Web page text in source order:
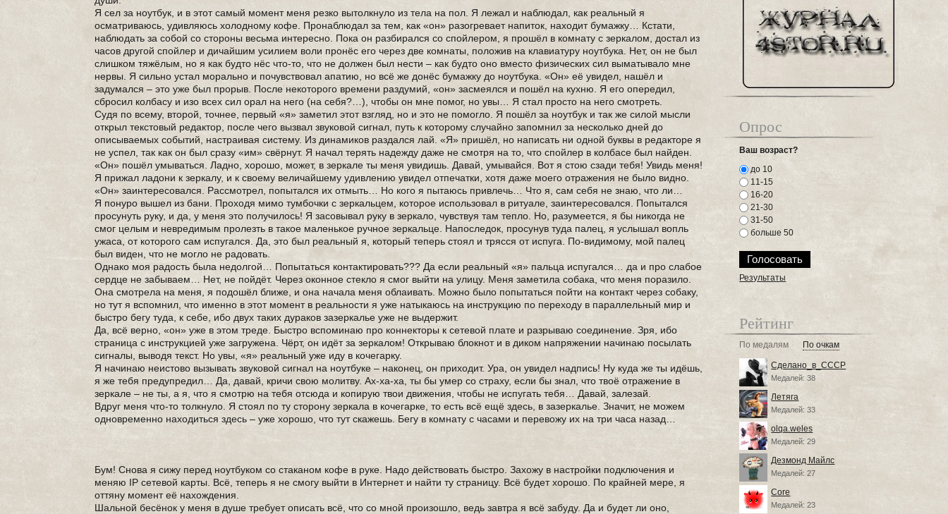
Я сел за ноутбук, и в этот самый момент меня резко вытолкнуло из тела на пол. Я лежал и наблюдал, как реальный я
осматриваюсь, удивляюсь холодному кофе. Пронаблюдал за тем, как «он» разогревает напиток, находит бумажку… Кстати,
наблюдать за собой со стороны весьма интересно. Пока он разбирался со спойлером, я прошёл в комнату с зеркалом, достал из
часов другой спойлер и дичайшим усилием воли пронёс его через две комнаты, положив на клавиатуру ноутбука. Нет, он не был
слишком тяжёлым, но я как будто нёс что-то, что не должен был нести – как будто оно вместо физических сил выматывало мне
нервы. Я сильно устал морально и почувствовал апатию, но всё же донёс бумажку до ноутбука. «Он» её увидел, нашёл и
задумался – это уже был прорыв. После некоторого времени раздумий, «он» засмеялся и пошёл на кухню. Я его опередил,
сбросил колбасу и изо всех сил орал на него (на себя?…), чтобы он мне помог, но увы… Я стал просто на него смотреть.
Судя по всему, второй, точнее, первый «я» заметил этот взгляд, но и это не помогло. Я пошёл за ноутбук и так же силой мысли
открыл текстовый редактор, после чего вызвал звуковой сигнал, путь к которому случайно запомнил за несколько дней до
описываемых событий, настраивая систему. Из динамиков раздался лай. «Я» пришёл, но написать ни одной буквы в редакторе я
не успел, так как он был сразу «им» свёрнут. Я начал терять надежду даже не смотря на то, что спойлер в колбасе был найден.
«Он» пошёл умываться. Ладно, хорошо, может, в зеркале ты меня увидишь. Давай, умывайся. Вот я стою сзади тебя! Увидь меня!
Я прижал ладони к зеркалу, и к своему величайшему удивлению увидел отпечатки, хотя даже моего отражения не было видно.
«Он» заинтересовался. Рассмотрел, попытался их отмыть… Но кого я пытаюсь привлечь… Что я, сам себя не знаю, что ли…
Я понуро вышел из бани. Проходя мимо тумбочки с зеркальцем, которое использовал в ритуале, заинтересовался. Попытался
просунуть руку, и да, у меня это получилось! Я засовывал руку в зеркало, чувствуя там тепло. Но, разумеется, я бы никогда не
смог целым и невредимым пролезть в такое маленькое ручное зеркальце. Напоследок, просунув туда палец, я услышал вопль
ужаса, от которого сам испугался. Да, это был реальный я, который теперь стоял и трясся от испуга. По-видимому, мой палец
был виден, что не могло не радовать.
Однако моя радость была недолгой… Попытаться контактировать??? Да если реальный «я» пальца испугался… да и про слабое
сердце не забываем… Нет, не пойдёт. Через оконное стекло я смог выйти на улицу. Меня заметила собака, что меня поразило.
Она смотрела на меня, я подошёл ближе, и она начала меня облаивать. Можно было попытаться пойти на контакт через собаку,
но тут я вспомнил, что именно в этот момент в реальности я уже натыкаюсь на инструкцию по переходу в параллельный мир и
быстро бегу туда, к себе, ибо двух таких дураков зазеркалье уже не выдержит.
Да, всё верно, «он» уже в этом треде. Быстро вспоминаю про коннекторы к сетевой плате и разрываю соединение. Зря, ибо
страница с инструкцией уже загружена. Чёрт, он идёт за зеркалом! Открываю блокнот и в диком напряжении начинаю посылать
сигналы, выводя текст. Но увы, «я» реальный уже иду в кочегарку.
Я начинаю неистово вызывать звуковой сигнал на ноутбуке – наконец, он приходит. Ура, он увидел надпись! Ну куда же ты идёшь,
я же тебя предупредил… Да, давай, кричи свою молитву. Ах-ха-ха, ты бы умер со страху, если бы знал, что твоё отражение в
зеркале – не ты, а я, что я смотрю на тебя отсюда и копирую твои движения, чтобы не испугать тебя… Давай, залезай.
Вдруг меня что-то толкнуло. Я стоял по ту сторону зеркала в кочегарке, то есть всё ещё здесь, в зазеркалье. Значит, не можем
одновременно находиться здесь – уже хорошо, что тут скажешь. Бегу в комнату с часами и перевожу их на три часа назад…
Бум! Снова я сижу перед ноутбуком со стаканом кофе в руке. Надо действовать быстро. Захожу в настройки подключения и
меняю IP сетевой карты. Всё, теперь я не смогу выйти в Интернет и найти ту страницу. Всё будет хорошо. По крайней мере, я
оттяну момент её нахождения.
Шальной бесёнок у меня в душе требует описать всё, что со мной произошло, ведь завтра я всё забуду. Да и будет ли оно,
Опрос
Ваш возраст?
до 10
11-15
16-20
21-30
31-50
больше 50
Результаты
Рейтинг
По медалям По очкам
Сделано_в_СССР
Медалей: 38
Летяга
Медалей: 33
olqa.weles
Медалей: 29
Дезмонд Майлс
Медалей: 27
Core
Медалей: 23